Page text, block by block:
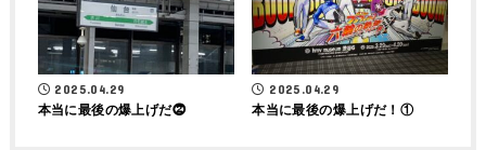
2025.04.29
本当に最後の爆上げだ⓶
2025.04.29
本当に最後の爆上げだ！①